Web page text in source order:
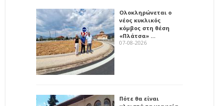
Ολοκληρώνεται ο
νέος κυκλικός
κόμβος στη θέση
«Πλάτσα» …
07-08-2026
Πότε θα είναι